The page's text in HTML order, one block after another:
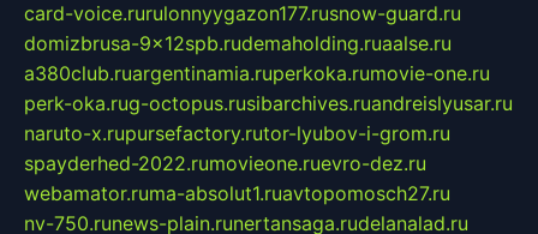
card-voice.rurulonnyygazon177.rusnow-guard.ru
domizbrusa-9x12spb.rudemaholding.ruaalse.ru
a380club.ruargentinamia.ruperkoka.rumovie-one.ru
perk-oka.rug-octopus.rusibarchives.ruandreislyusar.ru
naruto-x.rupursefactory.rutor-lyubov-i-grom.ru
spayderhed-2022.rumovieone.ruevro-dez.ru
webamator.ruma-absolut1.ruavtopomosch27.ru
nv-750.runews-plain.runertansaga.rudelanalad.ru